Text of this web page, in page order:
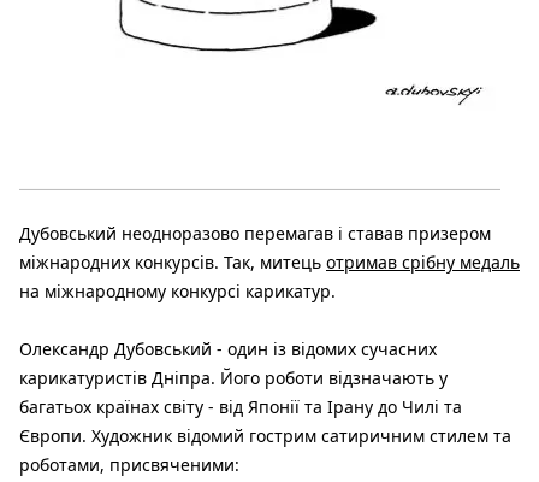
Дубовський неодноразово перемагав і ставав призером
міжнародних конкурсів. Так, митець отримав срібну медаль
на міжнародному конкурсі карикатур.
Олександр Дубовський - один із відомих сучасних
карикатуристів Дніпра. Його роботи відзначають у
багатьох країнах світу - від Японії та Ірану до Чилі та
Європи. Художник відомий гострим сатиричним стилем та
роботами, присвяченими: